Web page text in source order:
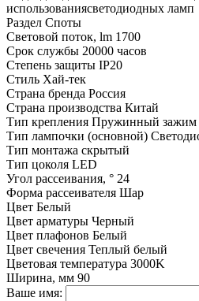
использованиясветодиодных ламп
Раздел Споты
Световой поток, lm 1700
Срок службы 20000 часов
Степень защиты IP20
Стиль Хай-тек
Страна бренда Россия
Страна производства Китай
Тип крепления Пружинный зажим
Тип лампочки (основной)
Тип монтажа скрытый
Тип цоколя LED
Угол рассеивания, ° 24
Форма рассеивателя Шар
Цвет Белый
Цвет арматуры Черный
Цвет плафонов Белый
Цвет свечения Теплый белый
Цветовая температура 3000K
Ширина, мм 90
Ваше имя: